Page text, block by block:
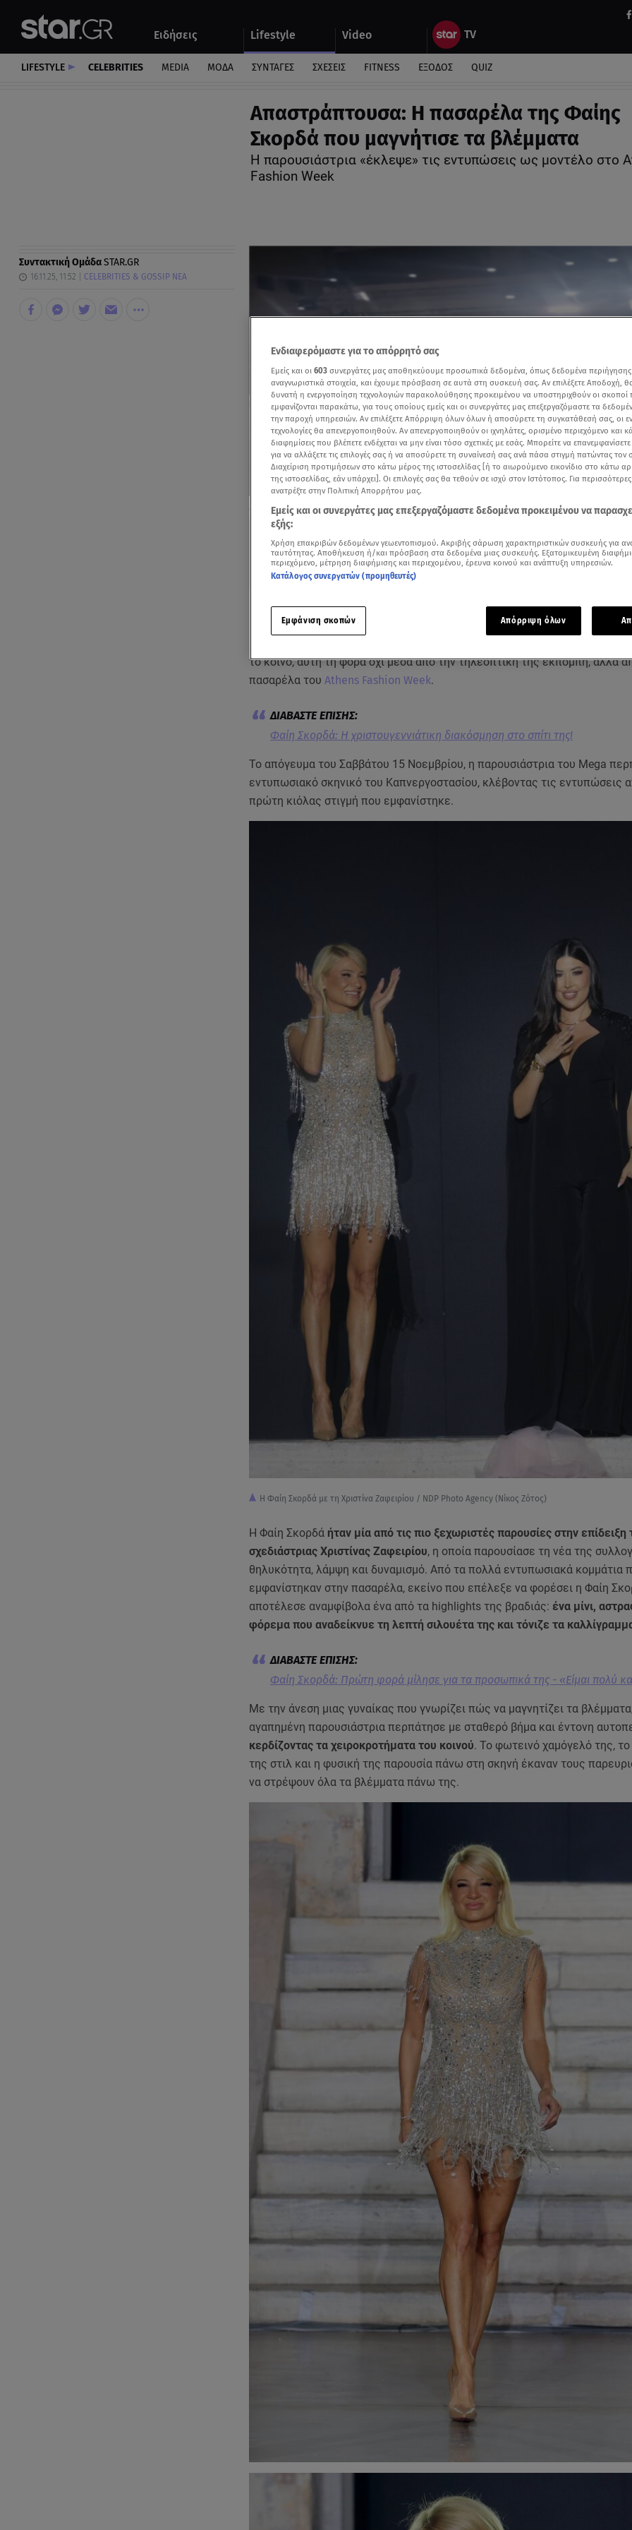
Ειδήσεις Lifestyle Video
Αυτοκίνητο
LIFESTYLE CELEBRITIES MEDIA ΜΟΔΑ ΣΥΝΤΑΓΕΣ ΣΧΕΣΕΙΣ FITNESS ΕΞΟΔΟΣ QUIZ
Απαστράπτουσα: Η πασαρέλα της Φαίης
Σκορδά που μαγνήτισε τα βλέμματα
Η παρουσιάστρια «έκλεψε» τις εντυπώσεις ως μοντέλο στο
Fashion Week
Συντακτική ΟμάδαSTAR.GR
16.11.25, 11:52 CELEBRITIES & GOSSIP ΝΕΑ
Η Φαίη Σκορδά στο fashion show της Χριστίνας Ζαφειρίου / Πηγή: Instagram
Add star.gr on Google
Ακούστε το άρθρο1:44
το κοινό, αυτή τη φορά όχι μέσα από την τηλεοπτική της εκπομπή, αλλά
πασαρέλα του Athens Fashion Week.
Φαίη Σκορδά: Η χριστουγεννιάτικη διακόσμηση στο σπίτι της!
Το απόγευμα του Σαββάτου 15 Νοεμβρίου, η παρουσιάστρια του Mega
εντυπωσιακό σκηνικό του Καπνεργοστασίου, κλέβοντας τις εντυπώσεις
πρώτη κιόλας στιγμή που εμφανίστηκε.
Η Φαίη Σκορδά με τη Χριστίνα Ζαφειρίου / NDP Photo Agency (Νίκος Ζότος)
Η Φαίη Σκορδά ήταν μία από τις πιο ξεχωριστές παρουσίες στην επίδειξη
σχεδιάστριας Χριστίνας Ζαφειρίου, η οποία παρουσίασε τη νέα της
θηλυκότητα, λάμψη και δυναμισμό. Από τα πολλά εντυπωσιακά κομμάτια
εμφανίστηκαν στην πασαρέλα, εκείνο που επέλεξε να φορέσει η Φαίη
αποτέλεσε αναμφίβολα ένα από τα highlights της βραδιάς: ένα μίνι,
φόρεμα που αναδείκνυε τη λεπτή σιλουέτα της και τόνιζε τα
Φαίη Σκορδά: Πρώτη φορά μίλησε για τα προσωπικά της - «Είμαι πολύ
Με την άνεση μιας γυναίκας που γνωρίζει πώς να μαγνητίζει τα
αγαπημένη παρουσιάστρια περπάτησε με σταθερό βήμα και έντονη
κερδίζοντας τα χειροκροτήματα του κοινού. Το φωτεινό χαμόγελό της, το
της στιλ και η φυσική της παρουσία πάνω στη σκηνή έκαναν τους
να στρέψουν όλα τα βλέμματα πάνω της.
Ενδιαφερόμαστε για το απόρρητό σας
Εμείς και οι 603 συνεργάτες μας αποθηκεύουμε προσωπικά δεδομένα, όπως δεδομένα
αναγνωριστικά στοιχεία, και έχουμε πρόσβαση σε αυτά στη συσκευή σας. Αν επιλέξετε Αποδοχή,
δυνατή η ενεργοποίηση τεχνολογιών παρακολούθησης προκειμένου να υποστηριχθούν οι σκοποί
εμφανίζονται παρακάτω, για τους οποίους εμείς και οι συνεργάτες μας επεξεργαζόμαστε τα
την παροχή υπηρεσιών. Αν επιλέξετε Απόρριψη όλων όλων ή αποσύρετε τη συγκατάθεσή σας, οι
τεχνολογίες θα απενεργοποιηθούν. Αν απενεργοποιηθούν οι ιχνηλάτες, ορισμένο περιεχόμενο και
διαφημίσεις που βλέπετε ενδέχεται να μην είναι τόσο σχετικές με εσάς. Μπορείτε να
για να αλλάξετε τις επιλογές σας ή να αποσύρετε τη συναίνεσή σας ανά πάσα στιγμή πατώντας τον
Διαχείριση προτιμήσεων στο κάτω μέρος της ιστοσελίδας [ή το αιωρούμενο εικονίδιο στο κάτω
της ιστοσελίδας, εάν υπάρχει]. Οι επιλογές σας θα τεθούν σε ισχύ στον Ιστότοπος. Για
ανατρέξτε στην Πολιτική Απορρήτου μας.
Εμείς και οι συνεργάτες μας επεξεργαζόμαστε δεδομένα προκειμένου να
εξής:
Χρήση επακριβών δεδομένων γεωεντοπισμού. Ακριβής σάρωση χαρακτηριστικών συσκευής για
ταυτότητας. Αποθήκευση ή/και πρόσβαση στα δεδομένα μιας συσκευής. Εξατομικευμένη
περιεχόμενο, μέτρηση διαφήμισης και περιεχομένου, έρευνα κοινού και ανάπτυξη υπηρεσιών.
Κατάλογος συνεργατών (προμηθευτές)
Εμφάνιση σκοπών Απόρριψη όλων